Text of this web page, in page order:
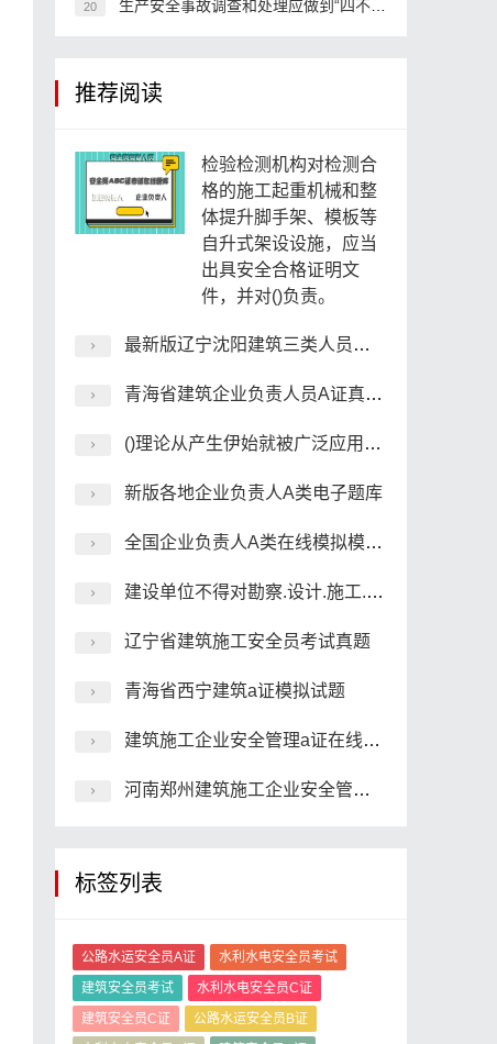
20 生产安全事故调查和处理应做到“四不放过”，即()
推荐阅读
检验检测机构对检测合
格的施工起重机械和整
体提升脚手架、模板等
自升式架设设施，应当
出具安全合格证明文
件，并对()负责。
最新版辽宁沈阳建筑三类人员在线考试电子题库
青海省建筑企业负责人员A证真题库
()理论从产生伊始就被广泛应用于安全生产工作之中，被奉为安全生产的经典理论。
新版各地企业负责人A类电子题库
全国企业负责人A类在线模拟模拟题
建设单位不得对勘察.设计.施工.工程监理等单位提出不符合建设工程安全生产法律.法规和强制性标准规定的要求，不得更改合同约定的工期。()
辽宁省建筑施工安全员考试真题
青海省西宁建筑a证模拟试题
建筑施工企业安全管理a证在线模拟考试模拟题库
河南郑州建筑施工企业安全管理a证在线模拟模拟题
标签列表
公路水运安全员A证
水利水电安全员考试
建筑安全员考试
水利水电安全员C证
建筑安全员C证
公路水运安全员B证